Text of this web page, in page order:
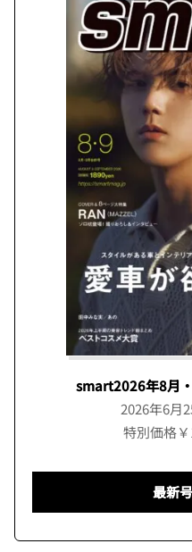
smart2026年8月
2026年6月
特別価格￥
最新